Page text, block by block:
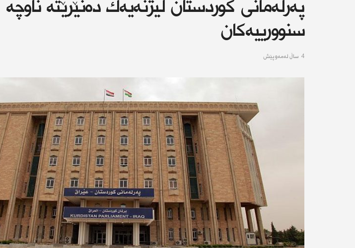
پەرلەمانی كوردستان ليژنه‌يه‌ك ده‌نێرێته‌ ناوچە
سنوورییەكان
4 ساڵ له‌مه‌وپێش